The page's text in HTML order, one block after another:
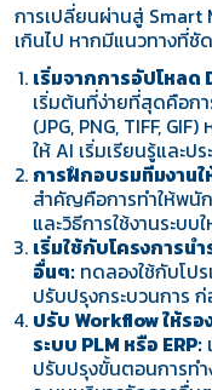
การเปลี่ยนผ่านสู่ Smart
เกินไป หากมีแนวทางที่ชั
เริ่มจากการอัปโหลด
เริ่มต้นที่ง่ายที่สุดคือก
(JPG, PNG, TIFF, GIF)
ให้ AI เริ่มเรียนรู้และป
การฝึกอบรมทีมงานใ
สำคัญคือการทำให้พนัก
และวิธีการใช้งานระบบ
เริ่มใช้กับโครงการน
อื่นๆ: ทดลองใช้กับโป
ปรับปรุงกระบวนการ
ปรับ Workflow ให้ร
ระบบ PLM หรือ ERP:
ปรับปรุงขั้นตอนการทำ